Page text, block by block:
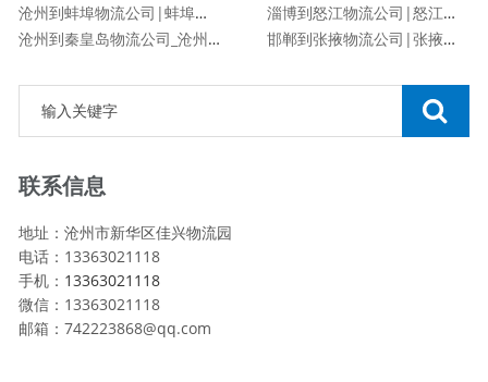
沧州到蚌埠物流公司|蚌埠专线
沧州到秦皇岛物流公司_沧州到秦皇岛物流专线
淄博到怒江物流公司|怒江专线
邯郸到张掖物流公司|张掖专线
联系信息
地址：沧州市新华区佳兴物流园
电话：13363021118
手机： 13363021118
微信：13363021118
邮箱：742223868@qq.com